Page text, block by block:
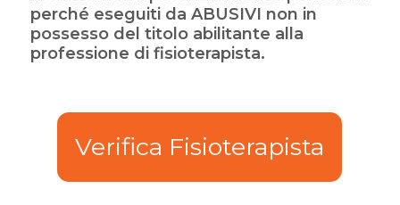
perché eseguiti da ABUSIVI non in
possesso del titolo abilitante alla
professione di fisioterapista.
Verifica Fisioterapista